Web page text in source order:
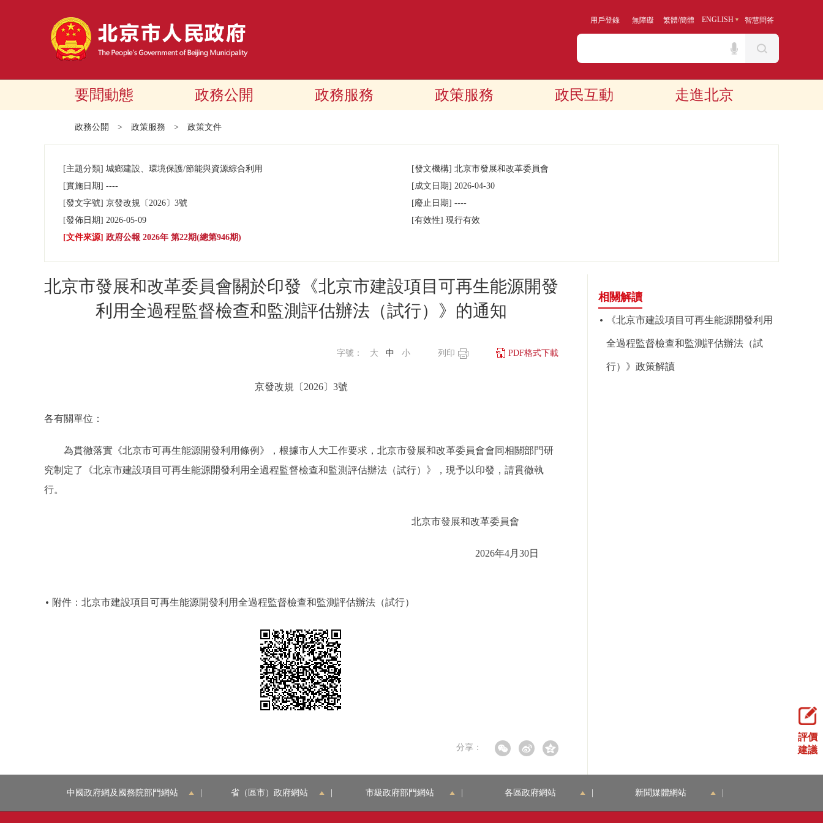
用戶登錄 無障礙 繁體/簡體 ENGLISH 智慧問答
要聞動態 政務公開 政務服務 政策服務 政民互動 走進北京
政務公開 > 政策服務 > 政策文件
[主題分類] 城鄉建設、環境保護/節能與資源綜合利用 [發文機構] 北京市發展和改革委員會
[實施日期] ---- [成文日期] 2026-04-30
[發文字號] 京發改規 〔2026〕 3號 [廢止日期] ----
[發佈日期] 2026-05-09 [有效性] 現行有效
[文件來源] 政府公報 2026年 第22期(總第946期)
北京市發展和改革委員會關於印發《北京市建設項目可再生能源開發
利用全過程監督檢查和監測評估辦法（試行）》的通知
PDF格式下載
列印
字號： 大 中 小
京發改規〔2026〕3號
各有關單位：
為貫徹落實《北京市可再生能源開發利用條例》，根據市人大工作要求， 北京市發展和改革委員會會同相關部門研
究制定了《北京市建設項目可再生能源開發利用全過程監督檢查和監測評估辦法（試行）》，現予以印發，請貫徹執
行。
北京市發展和改革委員會
2026年4月30日
附件：北京市建設項目可再生能源開發利用全過程監督檢查和監測評估辦法（試行）
分享：
相關解讀
《北京市建設項目可再生能源開發利用
全過程監督檢查和監測評估辦法（試
行）》政策解讀
評價
建議
中國政府網及國務院部門網站 省（區市）政府網站 市級政府部門網站 各區政府網站 新聞媒體網站